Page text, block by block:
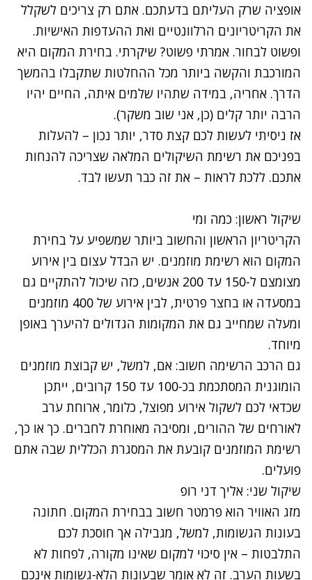
אופציה שרק העליתם בדעתכם. אתם רק צריכים לשקלל
את הקריטריונים הרלוונטיים ואת ההעדפות האישיות.
ופשוט לבחור. אמרתי פשוט? שיקרתי. בחירת המקום היא
המורכבת והקשה ביותר מכל ההחלטות שתקבלו בהמשך
הדרך. אחריה, במידה שתהיו שלמים איתה, החיים יהיו
הרבה יותר קלים (כן, אני שוב משקר).
אז ניסיתי לעשות לכם קצת סדר, יותר נכון – להעלות
בפניכם את רשימת השיקולים המלאה שצריכה להנחות
אתכם. ללכת לראות – את זה כבר תעשו לבד.
שיקול ראשון: כמה ומי
הקריטריון הראשון והחשוב ביותר שמשפיע על בחירת
המקום הוא רשימת מוזמנים. יש הבדל עצום בין אירוע
מצומצם ל-150 עד 200 אנשים, כזה שיכול להתקיים גם
במסעדה או בחצר פרטית, לבין אירוע של 400 מוזמנים
ומעלה שמחייב גם את המקומות הגדולים להיערך באופן
מיוחד.
גם הרכב הרשימה חשוב: אם, למשל, יש קבוצת מוזמנים
הומוגנית המסתכמת בכ-100 עד 150 קרובים, ייתכן
שכדאי לכם לשקול אירוע מפוצל, כלומר, ארוחת ערב
לאורחים של ההורים, ומסיבה מאוחרת לחברים. כך או כך,
רשימת המוזמנים קובעת את המסגרת הכללית שבה אתם
פועלים.
שיקול שני: אליך דני רופ
מזג האוויר הוא פרמטר חשוב בבחירת המקום. חתונה
בעונות הגשומות, למשל, מגבילה אך חוסכת לכם
התלבטות – אין סיכוי למקום שאינו מקורה, לפחות לא
בשעות הערב. זה לא אומר שבעונות הלא-גשומות אינכם